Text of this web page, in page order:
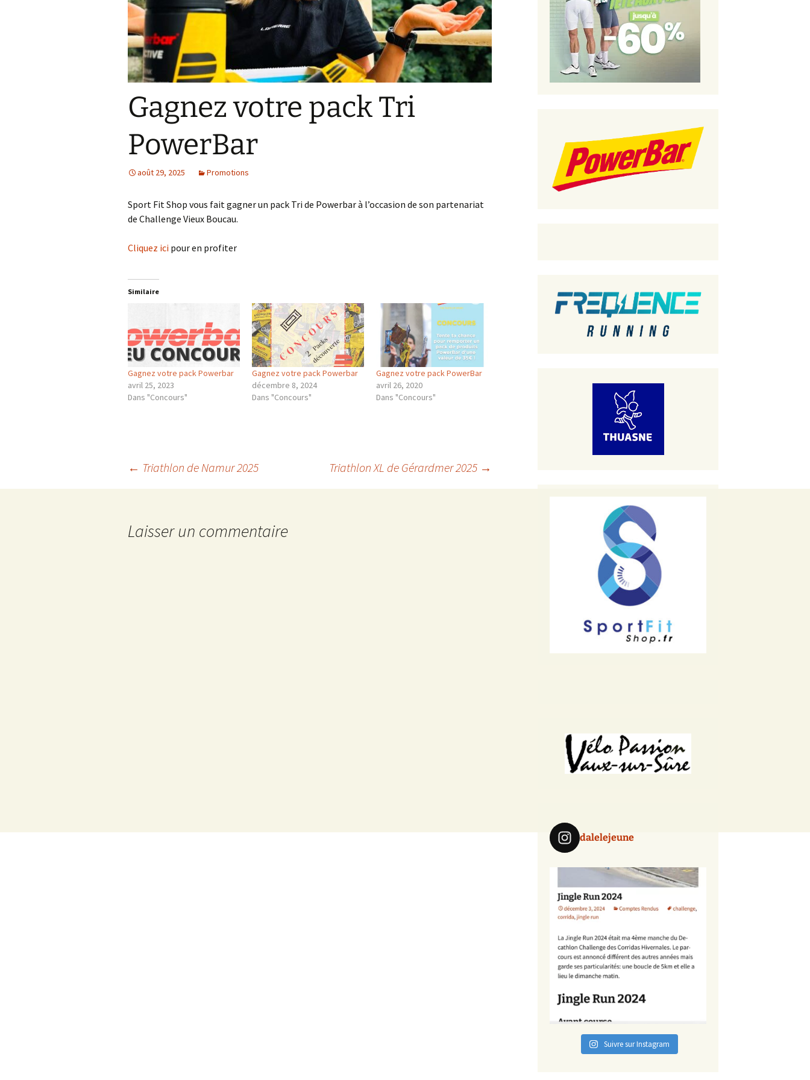
Résultats 2021
Résultats 2020
Résultats 2019
Résultats 2018
Résultats 2017
Résultats 2015
Résultats 2016
Comptes Rendus
Gagnez votre pack Tri
PowerBar
août 29, 2025 Promotions
Sport Fit Shop vous fait gagner un pack Tri de Powerbar à l’occasion de son partenariat
de Challenge Vieux Boucau.
Cliquez ici pour en profiter
Similaire
Gagnez votre pack Powerbar
avril 25, 2023
Dans "Concours"
Gagnez votre pack Powerbar
décembre 8, 2024
Dans "Concours"
Gagnez votre pack PowerBar
avril 26, 2020
Dans "Concours"
Navigation
← Triathlon de Namur 2025 Triathlon XL de Gérardmer 2025 →
Laisser un commentaire
dalelejeune
Suivre sur Instagram